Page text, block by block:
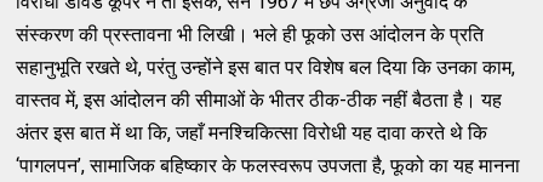
संस्करण की प्रस्तावना भी लिखी। भले ही फूको उस आंदोलन के प्रति
सहानुभूति रखते थे, परंतु उन्होंने इस बात पर विशेष बल दिया कि उनका काम,
वास्तव में, इस आंदोलन की सीमाओं के भीतर ठीक-ठीक नहीं बैठता है। यह
अंतर इस बात में था कि, जहाँ मनश्चिकित्सा विरोधी यह दावा करते थे कि
‘पागलपन’, सामाजिक बहिष्कार के फलस्वरूप उपजता है, फूको का यह मानना